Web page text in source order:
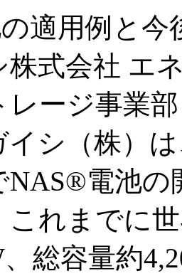
適用例と今
株式会社 エ
レージ事業部
シ（株）は
NAS®電池の
これまでに
総容量約